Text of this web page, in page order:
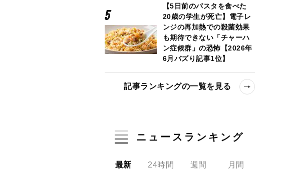
【5日前のパスタを食べた
20歳の学生が死亡】電子レ
ンジの再加熱での殺菌効果
も期待できない「チャーハ
ン症候群」の恐怖【2026年
6月バズり記事1位】
記事ランキングの一覧を見る
ニュースランキング
最新 24時間 週間 月間